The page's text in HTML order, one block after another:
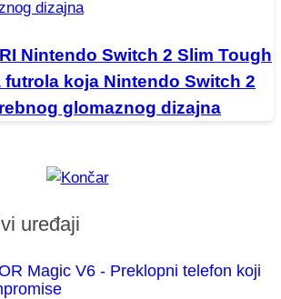
Nintendo Switch 2 Slim Tough
futrola koja Nintendo Switch 2
glomaznog dizajna
uređaji
Magic V6 - Preklopni telefon koji